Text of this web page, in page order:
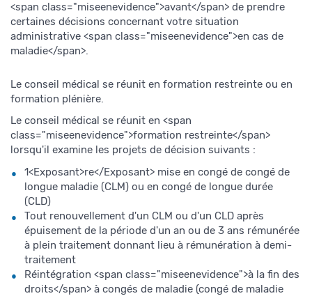
<span class="miseenevidence">avant</span> de prendre
certaines décisions concernant votre situation
administrative <span class="miseenevidence">en cas de
maladie</span>.
Le conseil médical se réunit en formation restreinte ou en
formation plénière.
Le conseil médical se réunit en <span
class="miseenevidence">formation restreinte</span>
lorsqu'il examine les projets de décision suivants :
1<Exposant>re</Exposant> mise en congé de congé de
longue maladie (CLM) ou en congé de longue durée
(CLD)
Tout renouvellement d'un CLM ou d'un CLD après
épuisement de la période d'un an ou de 3 ans rémunérée
à plein traitement donnant lieu à rémunération à demi-
traitement
Réintégration <span class="miseenevidence">à la fin des
droits</span> à congés de maladie (congé de maladie